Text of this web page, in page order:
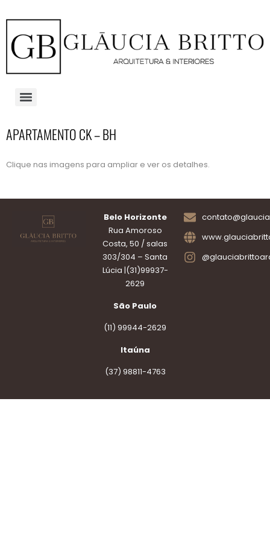
APARTAMENTO CK – BH
Clique nas imagens para ampliar e ver os detalhes.
Belo Horizonte
Rua Amoroso
Costa, 50 / salas
303/304 – Santa
Lúcia |(31)99937-
2629
São Paulo
(11) 99944-2629
Itaúna
(37) 98811-4763